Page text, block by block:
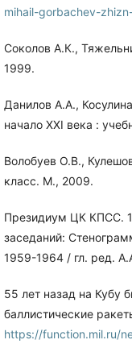
mihail-gorbachev-
Соколов А.К.,
1999.
Данилов А.А.,
начало XXI века :
Волобуев О.В.,
класс. М., 2009.
Президиум ЦК КПСС.
заседаний:
1959-1964 / гл. ред.
55 лет назад на Кубу
баллистические
https://function.mil.ru/